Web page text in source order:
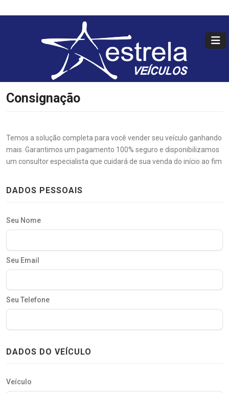
Consignação
Temos a solução completa para você vender seu veículo ganhando
mais. Garantimos um pagamento 100% seguro e disponibilizamos
um consultor especialista que cuidará de sua venda do início ao fim
DADOS PESSOAIS
Seu Nome
Seu Email
Seu Telefone
DADOS DO VEÍCULO
Veículo